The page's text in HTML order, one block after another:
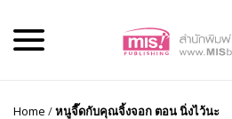
Home /หนูจี๊ดกับคุณจิ้งจอก ตอน นิ่งไว้นะ